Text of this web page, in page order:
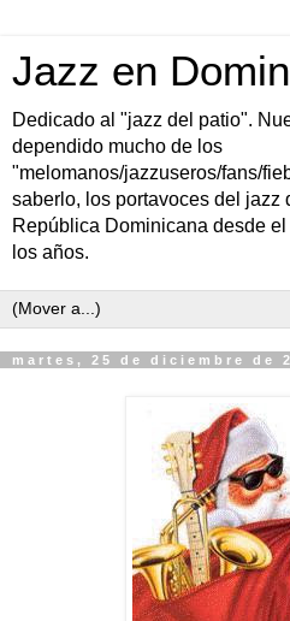
Jazz en
Dedicado al "jazz del patio".
dependido mucho de los
"melomanos/jazzuseros/fans/
saberlo, los portavoces del jazz
República Dominicana desde
los años.
martes, 25 de diciembre de